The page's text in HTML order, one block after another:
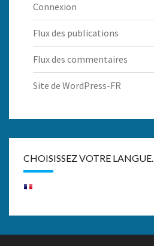
Connexion
Flux des publications
Flux des commentaires
Site de WordPress-FR
CHOISISSEZ VOTRE LANGUE.